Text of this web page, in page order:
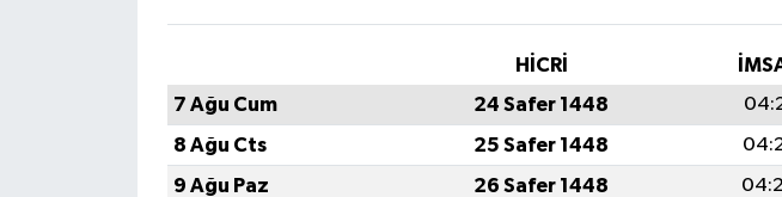
HİCRİ
7 Ağu Cum
24 Safer 1448
8 Ağu Cts
25 Safer 1448
9 Ağu Paz
26 Safer 1448